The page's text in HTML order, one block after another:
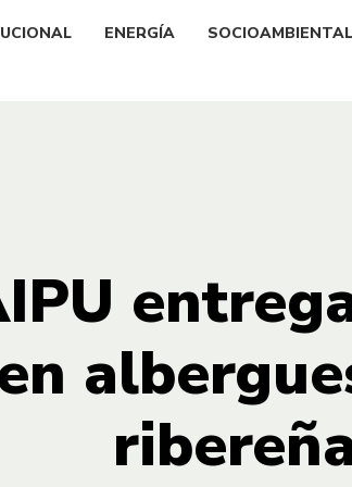
ENERGÍA SOCIOAMBIENTAL